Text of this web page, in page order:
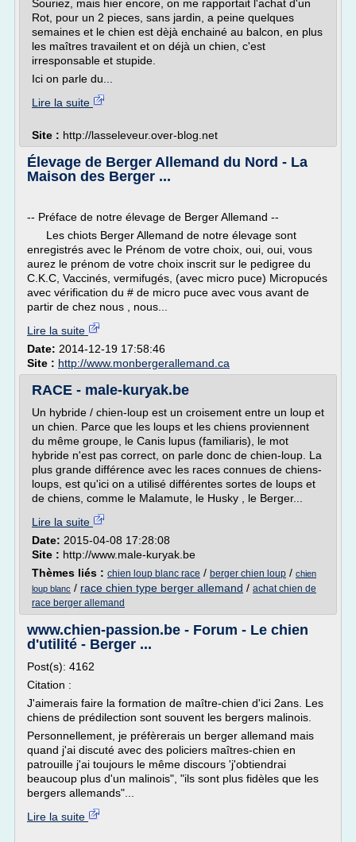
Souriez, mais hier encore, on me rapportait l'achat d'un
Rot, pour un 2 pieces, sans jardin, a peine quelques
semaines et le chien est dèjà enchainé au balcon, en plus
les maîtres travailent et on déjà un chien, c'est
irresponsable et stupide.
Ici on parle du...
Lire la suite
Site : http://lasseleveur.over-blog.net
Élevage de Berger Allemand du Nord - La
Maison des Berger ...
-- Préface de notre élevage de Berger Allemand --
Les chiots Berger Allemand de notre élevage sont
enregistrés avec le Prénom de votre choix, oui, oui, vous
aurez le prénom de votre choix inscrit sur le pedigree du
C.K.C, Vaccinés, vermifugés, (avec micro puce) Micropucés
avec vérification du # de micro puce avec vous avant de
partir de chez nous , nous...
Lire la suite
Date: 2014-12-19 17:58:46
Site : http://www.monbergerallemand.ca
RACE - male-kuryak.be
Un hybride / chien-loup est un croisement entre un loup et
un chien. Parce que les loups et les chiens proviennent
du même groupe, le Canis lupus (familiaris), le mot
hybride n'est pas correct, on parle donc de chien-loup. La
plus grande différence avec les races connues de chiens-
loups, est qu'ici on a utilisé différentes sortes de loups et
de chiens, comme le Malamute, le Husky , le Berger...
Lire la suite
Date: 2015-04-08 17:28:08
Site : http://www.male-kuryak.be
Thèmes liés : chien loup blanc race / berger chien loup / chien
loup blanc / race chien type berger allemand / achat chien de
race berger allemand
www.chien-passion.be - Forum - Le chien
d'utilité - Berger ...
Post(s): 4162
Citation :
J'aimerais faire la formation de maître-chien d'ici 2ans. Les
chiens de prédilection sont souvent les bergers malinois.
Personnellement, je préfèrerais un berger allemand mais
quand j'ai discuté avec des policiers maîtres-chien en
patrouille j'ai toujours le même discours 'j'obtiendrai
beaucoup plus d'un malinois", "ils sont plus fidèles que les
bergers allemands"...
Lire la suite